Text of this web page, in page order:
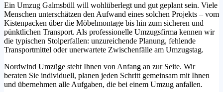
Ein Umzug Galmsbüll will wohlüberlegt und gut geplant sein. Viele
Menschen unterschätzen den Aufwand eines solchen Projekts – vom
Kistenpacken über die Möbelmontage bis hin zum sicheren und
pünktlichen Transport. Als professionelle Umzugsfirma kennen wir
die typischen Stolperfallen: unzureichende Planung, fehlende
Transportmittel oder unerwartete Zwischenfälle am Umzugstag.
Nordwind Umzüge steht Ihnen von Anfang an zur Seite. Wir
beraten Sie individuell, planen jeden Schritt gemeinsam mit Ihnen
und übernehmen alle Aufgaben, die bei einem Umzug anfallen.